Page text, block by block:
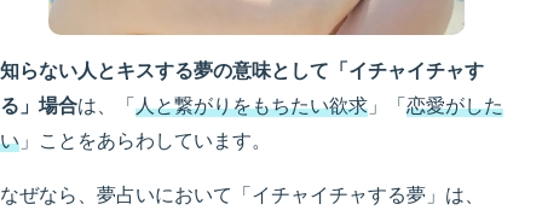
知らない人とキスする夢の意味として「イチャイチャす
る」場合は、「 人と繋がりをもちたい欲求 」「 恋愛がした
い 」ことをあらわしています。
なぜなら、夢占いにおいて「イチャイチャする夢」は、